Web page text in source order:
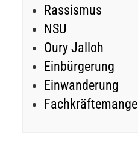
Rassismus
NSU
Oury Jalloh
Einbürgerung
Einwanderung
Fachkräftemangel